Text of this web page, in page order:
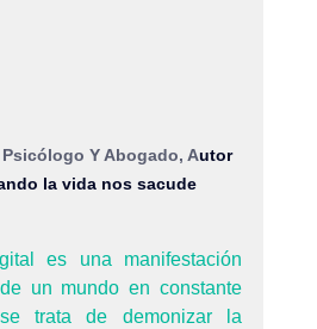
Y Abogado, Autor
la vida nos sacude
es una manifestación
un mundo en constante
trata de demonizar la